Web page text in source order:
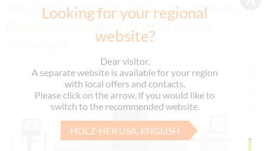
Looking for your regional
website?
Dear visitor,
A separate website is available for your region
with local offers and contacts.
Please click on the arrow, if you would like to
switch to the recommended website.
HOLZ-HER USA, ENGLISH
HOLZ-HER DYNESTIC 7505: Hocheffiziente
Plattenbearbeitung mit neuester Nesting-